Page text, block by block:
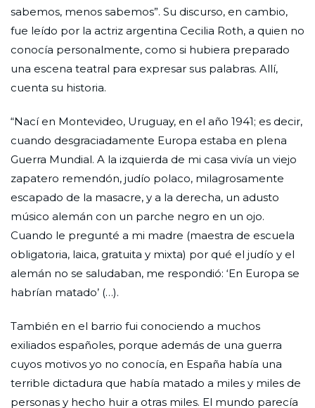
sabemos, menos sabemos”. Su discurso, en cambio,
fue leído por la actriz argentina Cecilia Roth, a quien no
conocía personalmente, como si hubiera preparado
una escena teatral para expresar sus palabras. Allí,
cuenta su historia.
“Nací en Montevideo, Uruguay, en el año 1941; es decir,
cuando desgraciadamente Europa estaba en plena
Guerra Mundial. A la izquierda de mi casa vivía un viejo
zapatero remendón, judío polaco, milagrosamente
escapado de la masacre, y a la derecha, un adusto
músico alemán con un parche negro en un ojo.
Cuando le pregunté a mi madre (maestra de escuela
obligatoria, laica, gratuita y mixta) por qué el judío y el
alemán no se saludaban, me respondió: ‘En Europa se
habrían matado’ (…).
También en el barrio fui conociendo a muchos
exiliados españoles, porque además de una guerra
cuyos motivos yo no conocía, en España había una
terrible dictadura que había matado a miles y miles de
personas y hecho huir a otras miles. El mundo parecía